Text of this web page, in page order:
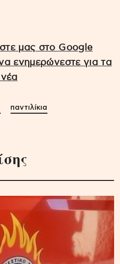
μας στο Google
ενημερώνεστε για τα
παντιλίκια